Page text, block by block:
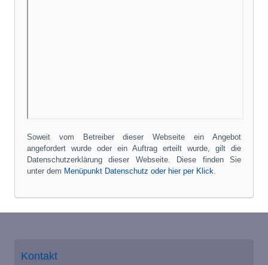
Soweit vom Betreiber dieser Webseite ein Angebot
angefordert wurde oder ein Auftrag erteilt wurde, gilt die
Datenschutzerklärung dieser Webseite. Diese finden Sie
unter dem Menüpunkt Datenschutz oder hier per Klick.
Kontakt